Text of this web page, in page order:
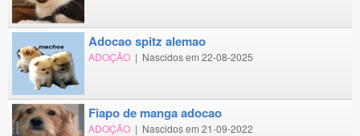
adocao spitz alemao
ADOÇÃO | Nascidos em 22-08-2025
fiapo de manga adocao
ADOÇÃO | Nascidos em 21-09-2022